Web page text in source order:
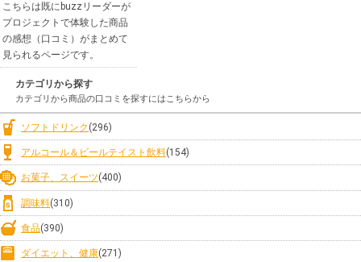
こちらは既にbuzzリーダーが
プロジェクトで体験した商品
の感想（口コミ）がまとめて
見られるページです。
カテゴリから探す
カテゴリから商品の口コミを探すにはこちらから
ソフトドリンク (296)
アルコール＆ビールテイスト飲料(154)
お菓子、スイーツ(400)
調味料(310)
食品(390)
ダイエット、健康(271)